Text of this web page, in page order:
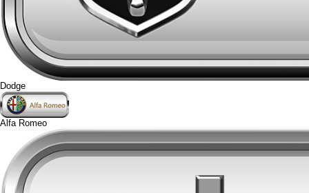
Dodge
Alfa Romeo